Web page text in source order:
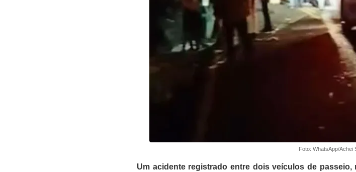
Foto: WhatsApp/Achei
Um acidente registrado entre dois veículos de